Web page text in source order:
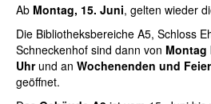
Ab Montag, 15. Juni, gelten wieder
Die Bibliotheksbereiche A5, Schloss
Schneckenhof sind dann von Montag
Uhrund an Wochenenden und
geöffnet.